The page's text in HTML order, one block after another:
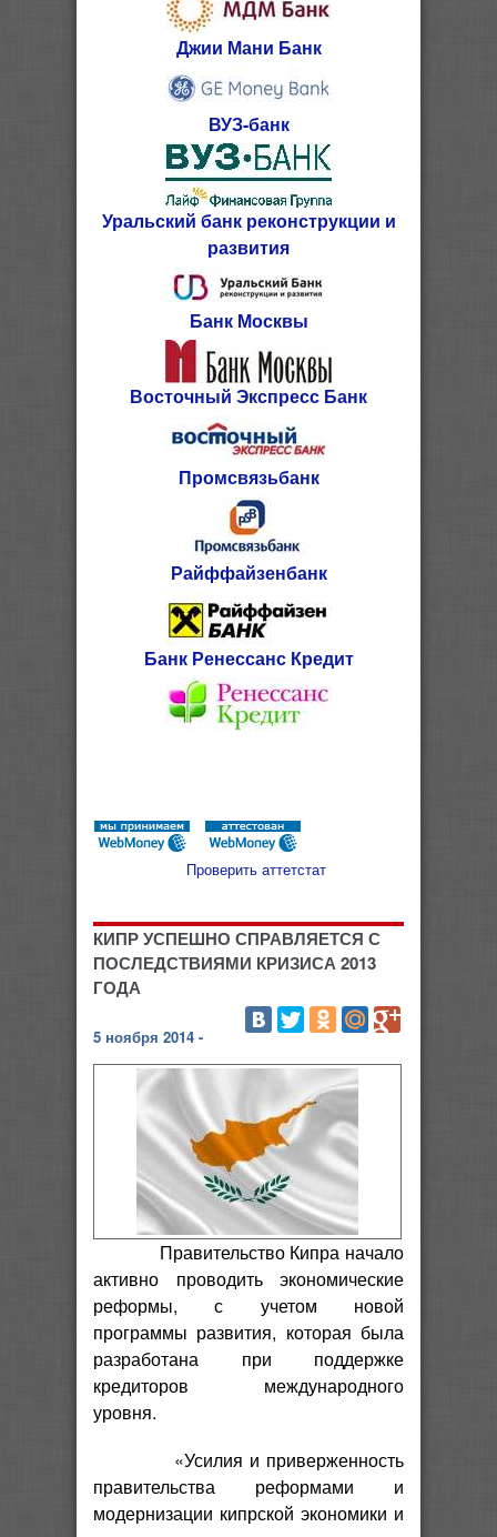
Джии Мани Банк
ВУЗ-банк
Уральский банк реконструкции и
развития
Банк Москвы
Восточный Экспресс Банк
Промсвязьбанк
Райффайзенбанк
Банк Ренессанс Кредит
Проверить аттетстат
КИПР УСПЕШНО СПРАВЛЯЕТСЯ С
ПОСЛЕДСТВИЯМИ КРИЗИСА 2013
ГОДА
5 ноября 2014 -
Правительство Кипра начало
активно проводить экономические
реформы, с учетом новой
программы развития, которая была
разработана при поддержке
кредиторов международного
уровня.
«Усилия и приверженность
правительства реформами и
модернизации кипрской экономики и